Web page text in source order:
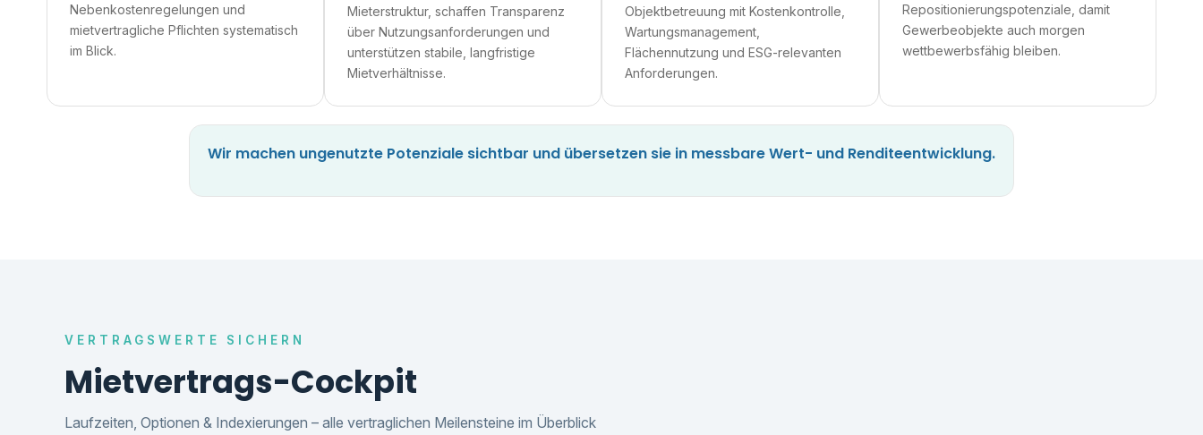
Nebenkostenregelungen und
mietvertragliche Pflichten systematisch
im Blick.
Mieterstruktur, schaffen Transparenz
über Nutzungsanforderungen und
unterstützen stabile, langfristige
Mietverhältnisse.
Objektbetreuung mit Kostenkontrolle,
Wartungsmanagement,
Flächennutzung und ESG-relevanten
Anforderungen.
Repositionierungspotenziale, damit
Gewerbeobjekte auch morgen
wettbewerbsfähig bleiben.
Wir machen ungenutzte Potenziale sichtbar und übersetzen sie in messbare Wert- und Renditeentwicklung.
VERTRAGSWERTE SICHERN
Mietvertrags-Cockpit
Laufzeiten, Optionen & Indexierungen – alle vertraglichen Meilensteine im Überblick